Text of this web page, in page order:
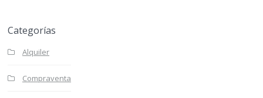
Categorías
Alquiler
Compraventa